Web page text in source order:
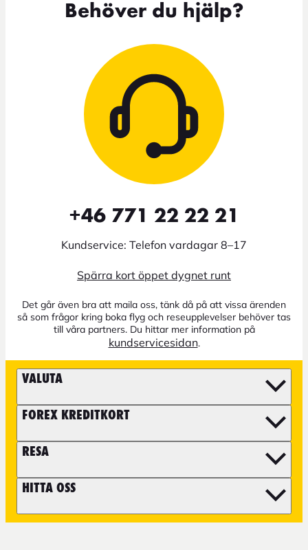
Behöver du hjälp?
+46 771 22 22 21
Kundservice: Telefon vardagar 8–17
Spärra kort öppet dygnet runt
Det går även bra att maila oss, tänk då på att vissa ärenden
så som frågor kring boka flyg och reseupplevelser behöver tas
till våra partners. Du hittar mer information på
kundservicesidan.
VALUTA
FOREX KREDITKORT
RESA
HITTA OSS